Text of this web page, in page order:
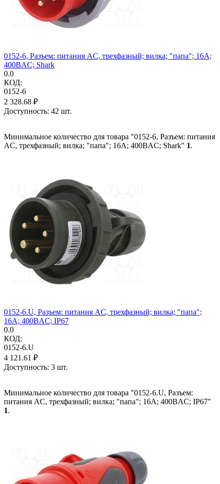
0152-6, Разъем: питания AC, трехфазный; вилка; "папа"; 16А;
400ВAC; Shark
0.0
КОД:
0152-6
2 328.68 ₽
Доступность: 42 шт.
Минимальное количество для товара "0152-6, Разъем: питания
AC, трехфазный; вилка; "папа"; 16А; 400ВAC; Shark" 1.
0152-6.U, Разъем: питания AC, трехфазный; вилка; "папа";
16А; 400ВAC; IP67
0.0
КОД:
0152-6.U
4 121.61 ₽
Доступность: 3 шт.
Минимальное количество для товара "0152-6.U, Разъем:
питания AC, трехфазный; вилка; "папа"; 16А; 400ВAC; IP67"
1.